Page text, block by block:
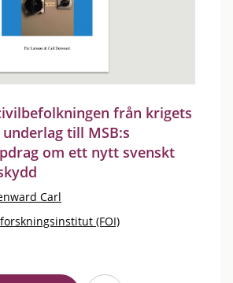
från krigets
till MSB:s
om ett nytt svenskt
Carl
(FOI)